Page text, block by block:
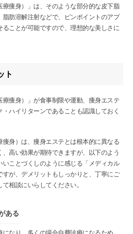
療痩身）」は、そのような部分的な皮下脂
脂肪溶解注射などで、ピンポイントのアプ
ることが可能ですので、理想的な美しさに
ト
療痩身）」が食事制限や運動、痩身エステ
ハイリターンであることも認識しておく
痩身）は、痩身エステとは根本的に異なる
高い効果が期待できますが、以下のよう
いことづくしのように感じる「メディカル
すが、デメリットもしっかりと、丁寧にご
相談にいらしてください。
ある